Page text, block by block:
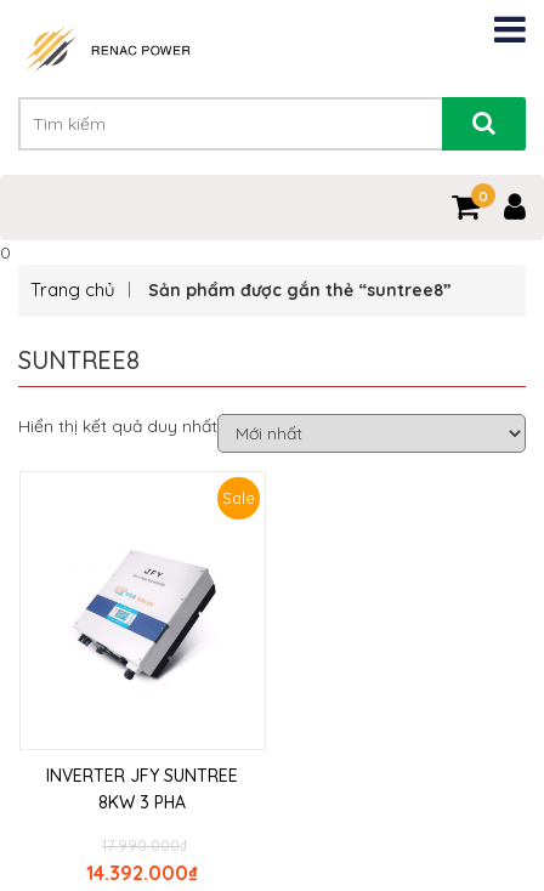
0
0
Trang chủ Sản phẩm được gắn thẻ “suntree8”
SUNTREE8
Hiển thị kết quả duy nhất
Sale
INVERTER JFY SUNTREE
8KW 3 PHA
₫
17.990.000
₫
14.392.000